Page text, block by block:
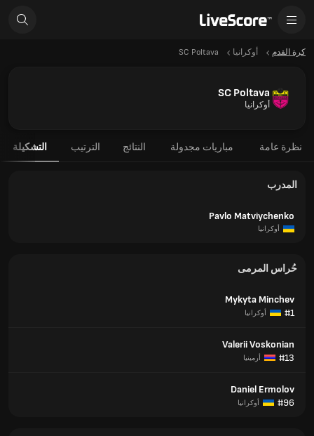
كرة القدم أوكرانيا SC Poltava
SC Poltava
أوكرانيا
نظرة عامة مباريات مجدولة النتائج الترتيب التشكيلة
المدرب
Pavlo Matviychenko
أوكرانيا
حُراس المرمى
Mykyta Minchev
#1
أوكرانيا
Valerii Voskonian
#13
أرمينيا
Daniel Ermolov
#96
أوكرانيا